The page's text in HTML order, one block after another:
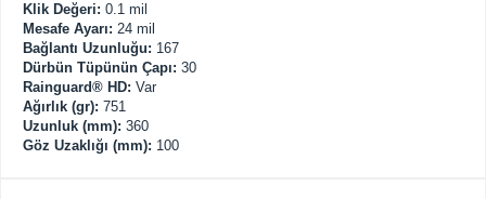
Klik Değeri: 0.1 mil
Mesafe Ayarı: 24 mil
Bağlantı Uzunluğu: 167
Dürbün Tüpünün Çapı: 30
Rainguard® HD: Var
Ağırlık (gr): 751
Uzunluk (mm): 360
Göz Uzaklığı (mm): 100